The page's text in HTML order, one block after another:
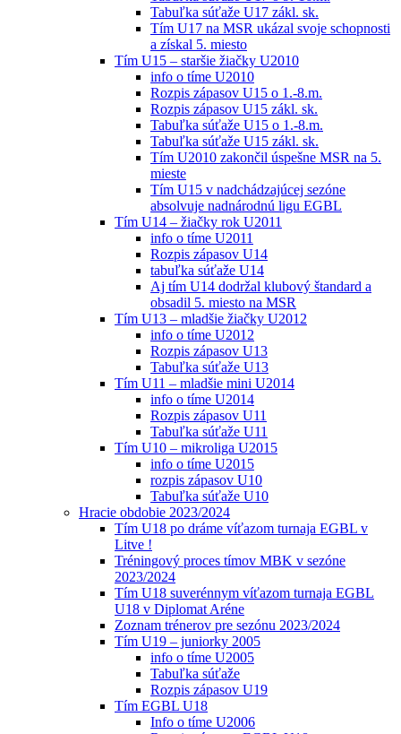
Tabuľka súťaže U17 zákl. sk.
Tím U17 na MSR ukázal svoje schopnosti
a získal 5. miesto
Tím U15 – staršie žiačky U2010
info o tíme U2010
Rozpis zápasov U15 o 1.-8.m.
Rozpis zápasov U15 zákl. sk.
Tabuľka súťaže U15 o 1.-8.m.
Tabuľka súťaže U15 zákl. sk.
Tím U2010 zakončil úspešne MSR na 5.
mieste
Tím U15 v nadchádzajúcej sezóne
absolvuje nadnárodnú ligu EGBL
Tím U14 – žiačky rok U2011
info o tíme U2011
Rozpis zápasov U14
tabuľka súťaže U14
Aj tím U14 dodržal klubový štandard a
obsadil 5. miesto na MSR
Tím U13 – mladšie žiačky U2012
info o tíme U2012
Rozpis zápasov U13
Tabuľka súťaže U13
Tím U11 – mladšie mini U2014
info o tíme U2014
Rozpis zápasov U11
Tabuľka súťaže U11
Tím U10 – mikroliga U2015
info o tíme U2015
rozpis zápasov U10
Tabuľka súťaže U10
Hracie obdobie 2023/2024
Tím U18 po dráme víťazom turnaja EGBL v
Litve !
Tréningový proces tímov MBK v sezóne
2023/2024
Tím U18 suverénnym víťazom turnaja EGBL
U18 v Diplomat Aréne
Zoznam trénerov pre sezónu 2023/2024
Tím U19 – juniorky 2005
info o tíme U2005
Tabuľka súťaže
Rozpis zápasov U19
Tím EGBL U18
Info o tíme U2006